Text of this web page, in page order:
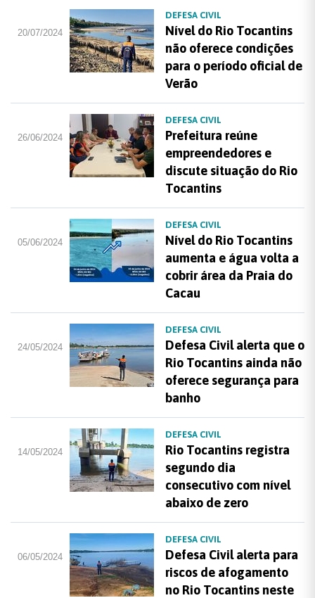
20/07/2024
DEFESA CIVIL
Nível do Rio Tocantins
não oferece condições
para o período oficial de
Verão
26/06/2024
DEFESA CIVIL
Prefeitura reúne
empreendedores e
discute situação do Rio
Tocantins
05/06/2024
DEFESA CIVIL
Nível do Rio Tocantins
aumenta e água volta a
cobrir área da Praia do
Cacau
24/05/2024
DEFESA CIVIL
Defesa Civil alerta que o
Rio Tocantins ainda não
oferece segurança para
banho
14/05/2024
DEFESA CIVIL
Rio Tocantins registra
segundo dia
consecutivo com nível
abaixo de zero
06/05/2024
DEFESA CIVIL
Defesa Civil alerta para
riscos de afogamento
no Rio Tocantins neste